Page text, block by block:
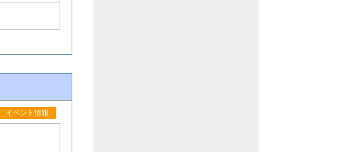
イベント情報